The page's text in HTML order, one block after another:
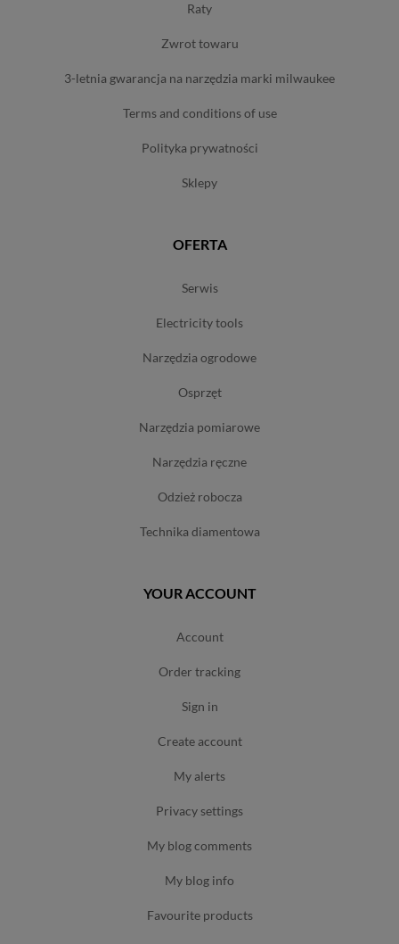
raty
zwrot towaru
3-letnia gwarancja na narzędzia marki milwaukee
terms and conditions of use
polityka prywatności
sklepy
OFERTA
serwis
electricity tools
narzędzia ogrodowe
osprzęt
narzędzia pomiarowe
narzędzia ręczne
odzież robocza
technika diamentowa
YOUR ACCOUNT
account
order tracking
sign in
create account
my alerts
privacy settings
my blog comments
my blog info
favourite products